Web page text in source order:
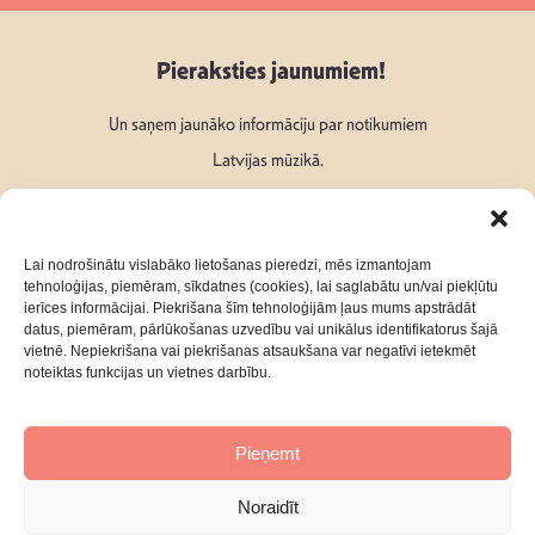
Lai nodrošinātu vislabāko lietošanas pieredzi, mēs izmantojam
tehnoloģijas, piemēram, sīkdatnes (cookies), lai saglabātu un/vai piekļūtu
ierīces informācijai. Piekrišana šīm tehnoloģijām ļaus mums apstrādāt
datus, piemēram, pārlūkošanas uzvedību vai unikālus identifikatorus šajā
vietnē. Nepiekrišana vai piekrišanas atsaukšana var negatīvi ietekmēt
noteiktas funkcijas un vietnes darbību.
Pieņemt
Noraidīt
Pieraksties jaunumiem!
Un saņem jaunāko informāciju par notikumiem
Latvijas mūzikā.
Seko mums:
Par mumsKontakti